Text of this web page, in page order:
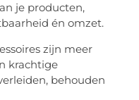
je producten,
én omzet.
zijn meer
krachtige
behouden